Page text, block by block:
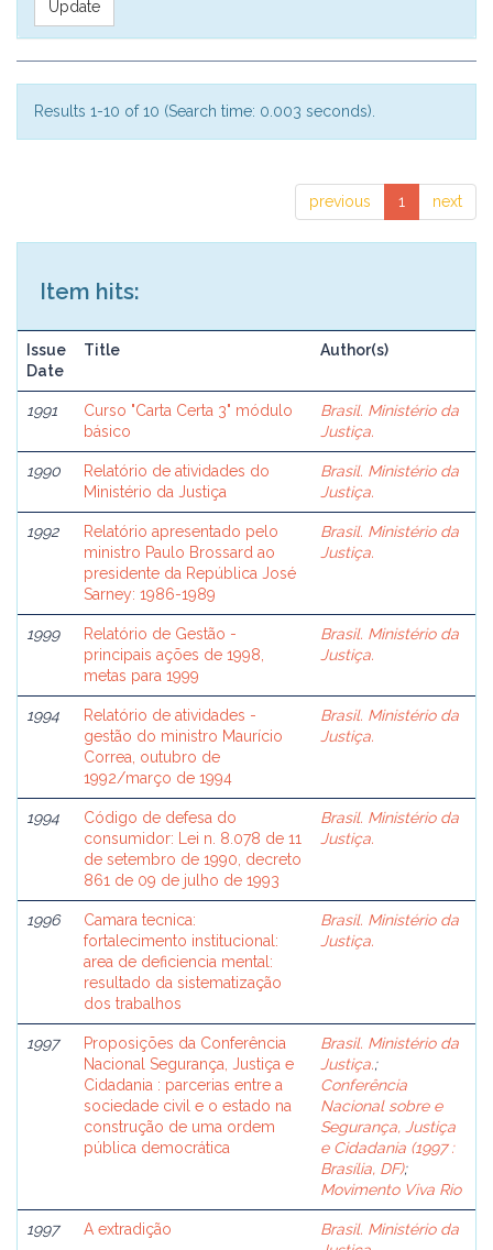
Results 1-10 of 10 (Search time: 0.003 seconds).
previous 1 next
Item hits:
Issue
Date
Title Author(s)
1991
Curso "Carta Certa 3" módulo
básico
Brasil. Ministério da
Justiça.
1990
Relatório de atividades do
Ministério da Justiça
Brasil. Ministério da
Justiça.
1992
Relatório apresentado pelo
ministro Paulo Brossard ao
presidente da República José
Sarney: 1986-1989
Brasil. Ministério da
Justiça.
1999
Relatório de Gestão -
principais ações de 1998,
metas para 1999
Brasil. Ministério da
Justiça.
1994
Relatório de atividades -
gestão do ministro Maurício
Correa, outubro de
1992/março de 1994
Brasil. Ministério da
Justiça.
1994
Código de defesa do
consumidor: Lei n. 8.078 de 11
de setembro de 1990, decreto
861 de 09 de julho de 1993
Brasil. Ministério da
Justiça.
1996
Camara tecnica:
fortalecimento institucional:
area de deficiencia mental:
resultado da sistematização
dos trabalhos
Brasil. Ministério da
Justiça.
1997
Proposições da Conferência
Nacional Segurança, Justiça e
Cidadania : parcerias entre a
sociedade civil e o estado na
construção de uma ordem
pública democrática
Brasil. Ministério da
Justiça.;
Conferência
Nacional sobre e
Segurança, Justiça
e Cidadania (1997 :
Brasília, DF);
Movimento Viva Rio
1997 A extradição
Brasil. Ministério da